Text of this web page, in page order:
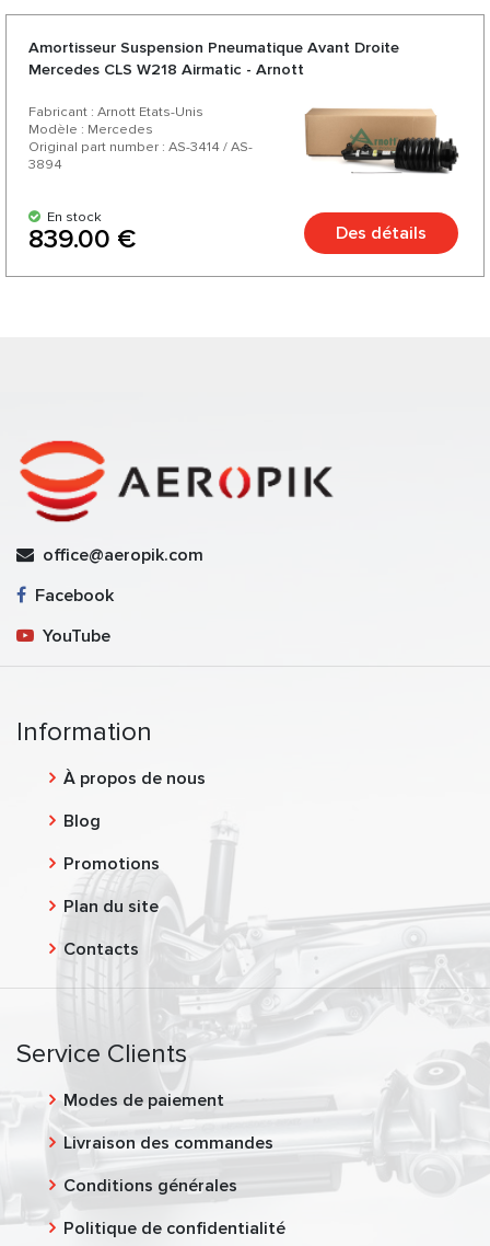
Amortisseur Suspension Pneumatique Avant Droite
Mercedes CLS W218 Airmatic - Arnott
Fabricant : Arnott Etats-Unis
Modèle : Mercedes
Original part number : AS-3414 / AS-
3894
En stock
839.00 € Des détails
office@aeropik.com
Facebook
YouTube
Information
À propos de nous
Blog
Promotions
Plan du site
Contacts
Service Clients
Modes de paiement
Livraison des commandes
Conditions générales
Politique de confidentialité